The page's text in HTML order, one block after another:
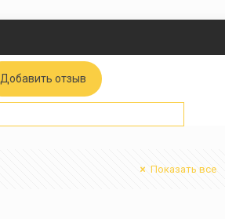
Добавить отзыв
Показать все